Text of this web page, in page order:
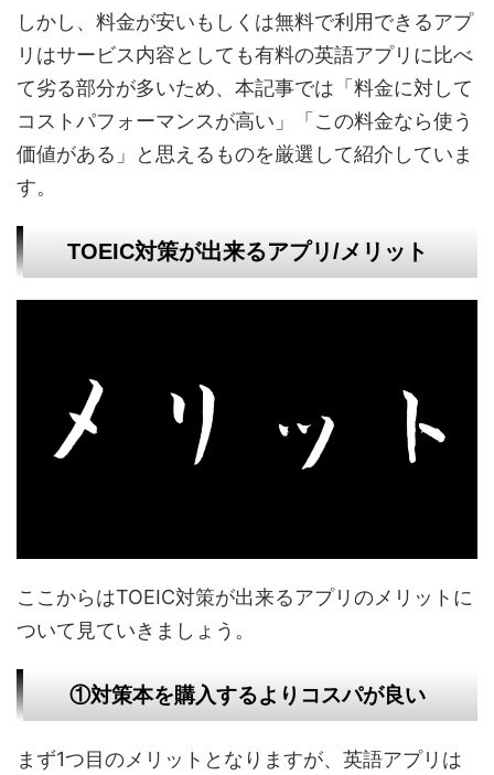
しかし、料金が安いもしくは無料で利用できるアプ
リはサービス内容としても有料の英語アプリに比べ
て劣る部分が多いため、本記事では「料金に対して
コストパフォーマンスが高い」「この料金なら使う
価値がある」と思えるものを厳選して紹介していま
す。
TOEIC対策が出来るアプリ/メリット
ここからはTOEIC対策が出来るアプリのメリットに
ついて見ていきましょう。
①対策本を購入するよりコスパが良い
まず1つ目のメリットとなりますが、英語アプリは